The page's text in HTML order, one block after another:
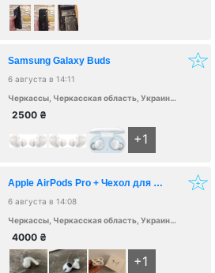
Samsung Galaxy Buds
6 августа в 14:11
Черкассы, Черкасская область, Украина, 18000
2500 ₴
+1
Apple AirPods Pro + Чехол для беспроводной зарядки Bluetooth®
6 августа в 14:08
Черкассы, Черкасская область, Украина, 18000
4000 ₴
+1